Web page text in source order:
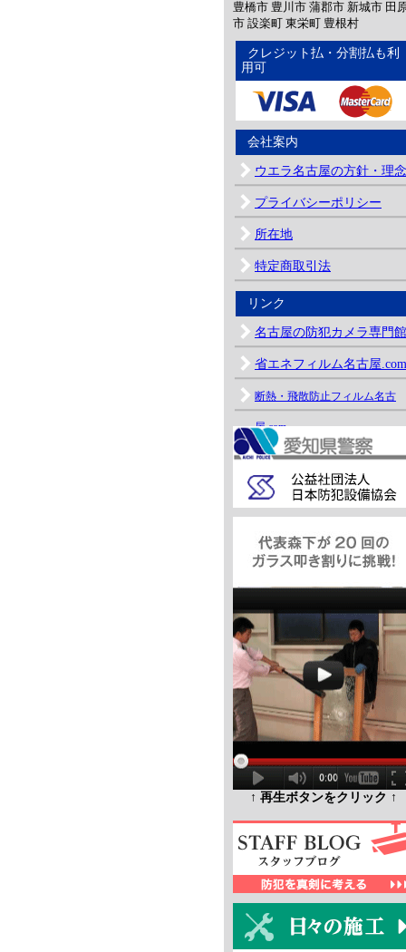
豊橋市 豊川市 蒲郡市 新城市 田
市 設楽町 東栄町 豊根村
クレジット払・分割払も利
用可
会社案内
ウエラ名古屋の方針・理念
プライバシーポリシー
所在地
特定商取引法
リンク
名古屋の防犯カメラ専門館
省エネフィルム名古屋.com
断熱・飛散防止フィルム名古
屋.com
↑ 再生ボタンをクリック ↑